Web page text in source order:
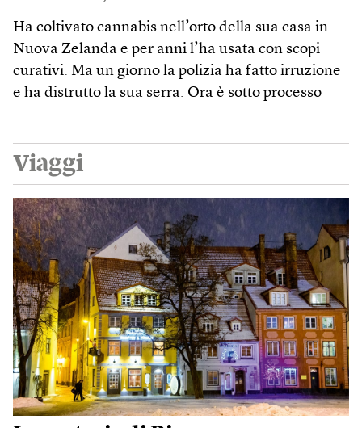
Ha coltivato cannabis nell’orto della sua casa in
Nuova Zelanda e per anni l’ha usata con scopi
curativi. Ma un giorno la polizia ha fatto irruzione
e ha distrutto la sua serra. Ora è sotto processo
Viaggi